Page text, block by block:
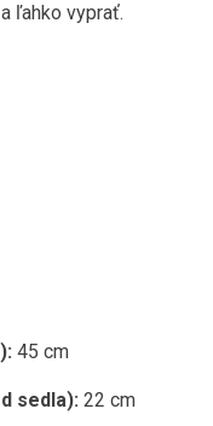
ľahko vyprať.
45 cm
sedla): 22 cm